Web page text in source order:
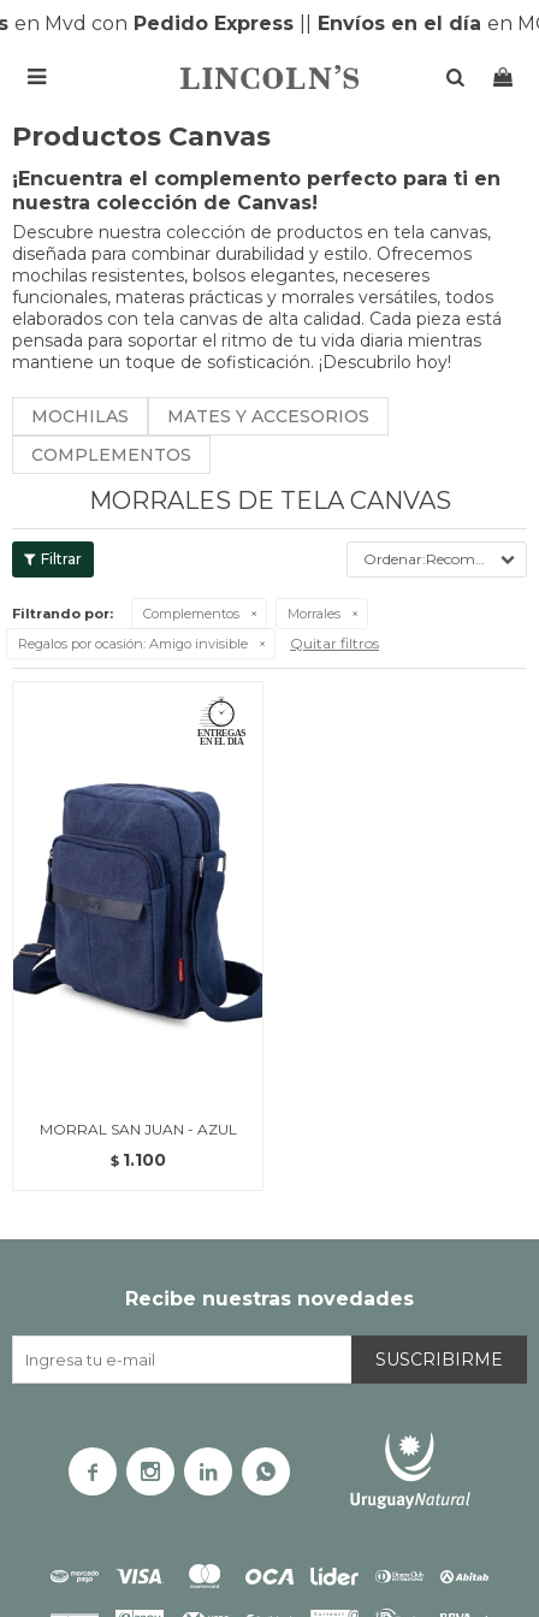
en Mvd conPedido Express| Envíos en el día en

Productos Canvas
¡Encuentra el complemento perfecto para ti en
nuestra colección de Canvas!
Descubre nuestra colección de productos en tela canvas,
diseñada para combinar durabilidad y estilo. Ofrecemos
mochilas resistentes, bolsos elegantes, neceseres
funcionales, materas prácticas y morrales versátiles, todos
elaborados con tela canvas de alta calidad. Cada pieza está
pensada para soportar el ritmo de tu vida diaria mientras
mantiene un toque de sofisticación. ¡Descubrilo hoy!
MOCHILAS
MATES Y ACCESORIOS
COMPLEMENTOS
MORRALES DE TELA CANVAS
Recomendados
Filtrando por: Complementos
Morrales
Regalos por ocasión: Amigo invisible Quitar filtros
MORRAL SAN JUAN - AZUL
$ 1.100
Recibe nuestras novedades
SUSCRIBIRME
   